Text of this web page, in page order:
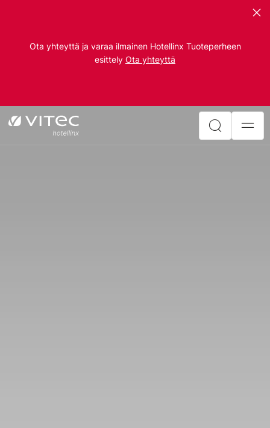
Ota yhteyttä ja varaa ilmainen Hotellinx Tuoteperheen
esittely Ota yhteyttä